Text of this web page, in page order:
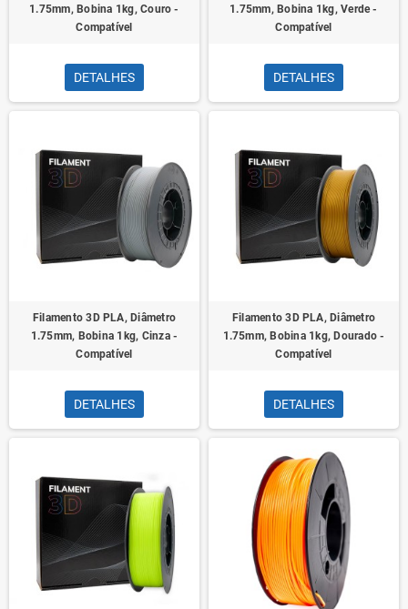
1.75mm, Bobina 1kg, Couro -
Compatível
DETALHES
1.75mm, Bobina 1kg, Verde -
Compatível
DETALHES
Filamento 3D PLA, Diâmetro
1.75mm, Bobina 1kg, Cinza -
Compatível
DETALHES
Filamento 3D PLA, Diâmetro
1.75mm, Bobina 1kg, Dourado -
Compatível
DETALHES